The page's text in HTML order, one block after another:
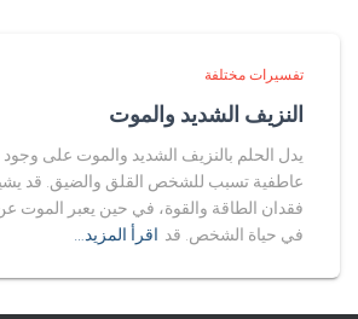
تفسيرات مختلفة
النزيف الشديد والموت
يدل الحلم بالنزيف الشديد والموت على
عاطفية تسبب للشخص القلق والضيق. قد
فقدان الطاقة والقوة، في حين يعبر الموت عن
في حياة الشخص. قد اقرأ المزيد…